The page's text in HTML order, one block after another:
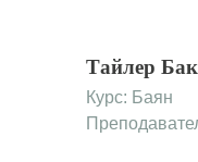
Тайлер
Курс: Баян